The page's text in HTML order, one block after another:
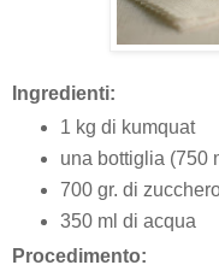
Ingredienti:
1 kg di kumquat
una bottiglia (750
700 gr. di
350 ml di acqua
Procedimento: